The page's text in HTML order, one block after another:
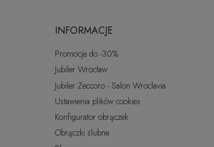
INFORMACJE
Promocje do -30%
Jubiler Wrocław
Jubiler Zeccoro - Salon Wroclavia
Ustawienia plików cookies
Konfigurator obrączek
Obrączki ślubne